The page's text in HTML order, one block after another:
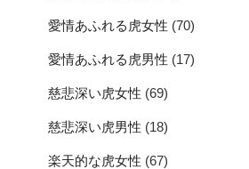
愛情あふれる虎女性 (70)
愛情あふれる虎男性 (17)
慈悲深い虎女性 (69)
慈悲深い虎男性 (18)
楽天的な虎女性 (67)